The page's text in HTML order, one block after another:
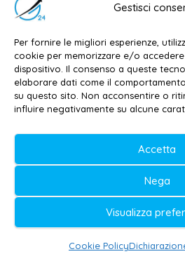
Gestisci
Per fornire le migliori esperienze,
cookie per memorizzare e/o
dispositivo. Il consenso a queste
elaborare dati come il
su questo sito. Non acconsentire o
influire negativamente su alcune
Accetta
Nega
Visualizza
Cookie Policy
Email:
Privacy policy–Cookie policy
© 2020-2026 |
Testata iscritta al n. 11/
Stampa Tribunale
Editore e direttore
Daniele G.
Galatina24 è marchio
delle